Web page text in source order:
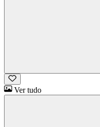
Ver tudo